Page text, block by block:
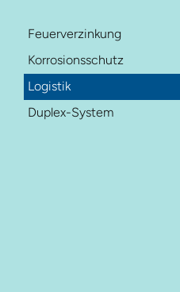
Feuerverzinkung
Korrosionsschutz
Logistik
Duplex-System